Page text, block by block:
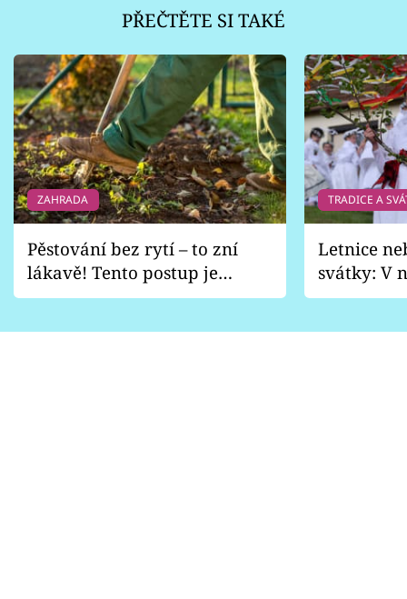
PŘEČTĚTE SI TAKÉ
ZAHRADA
Pěstování bez rytí – to zní
lákavě! Tento postup je
vhodný jen pro některé
TRADICE A
Letnice
svátky: V
pondělí